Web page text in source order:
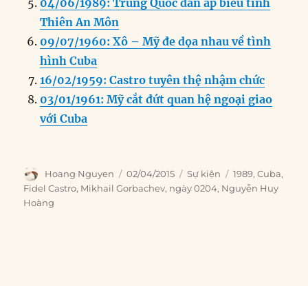
Thiên An Môn
09/07/1960: Xô – Mỹ đe dọa nhau về tình
hình Cuba
16/02/1959: Castro tuyên thệ nhậm chức
03/01/1961: Mỹ cắt đứt quan hệ ngoại giao
với Cuba
Author
Hoang Nguyen
Posted
on
02/04/2015 Categories
Sự kiện Tags
1989,Cuba,
Fidel Castro, Mikhail Gorbachev, ngày 0204, Nguyễn Huy
Hoàng